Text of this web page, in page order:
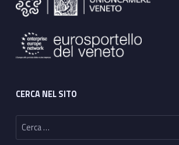
CERCA NEL SITO
Ricerca per: